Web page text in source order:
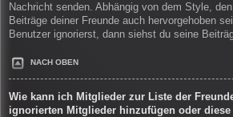
Nachricht senden. Abhängig von dem Style,
Beiträge deiner Freunde auch hervorgehoben
Benutzer ignorierst, dann siehst du seine
NACH OBEN
Wie kann ich Mitglieder zur Liste der
ignorierten Mitglieder hinzufügen oder